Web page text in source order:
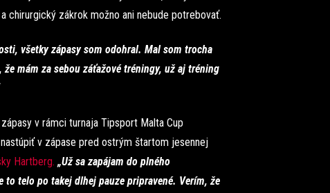
chirurgický zákrok možno ani nebude potrebovať.
všetky zápasy som odohral. Mal som trocha
mám za sebou záťažové tréningy, už aj tréning
v rámci turnaja Tipsport Malta Cup
v zápase pred ostrým štartom jesennej
Hartberg. „Už sa zapájam do plného
telo po takej dlhej pauze pripravené. Verím, že